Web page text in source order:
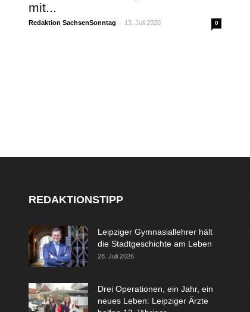
mit...
Redaktion SachsenSonntag - 13. Juli 2020 0
REDAKTIONSTIPP
Leipziger Gymnasiallehrer hält
die Stadtgeschichte am Leben
28. Juli 2026
Drei Operationen, ein Jahr, ein
neues Leben: Leipziger Ärzte